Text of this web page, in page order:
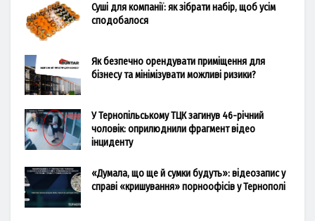
Суші для компанії: як зібрати набір, щоб усім
сподобалося
Як безпечно орендувати приміщення для
бізнесу та мінімізувати можливі ризики?
У Тернопільському ТЦК загинув 46-річний
чоловік: оприлюднили фрагмент відео
інциденту
«Думала, що ще й сумки будуть»: відеозапис у
справі «кришування» порноофісів у Тернополі